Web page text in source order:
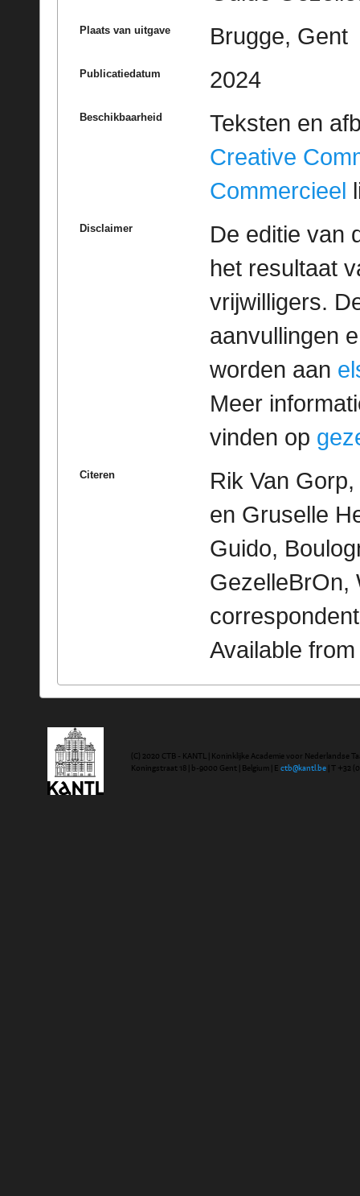
Plaats van uitgave Brugge, Gent
Publicatiedatum 2024
Beschikbaarheid
Teksten en
Creative
Commercieel
Disclaimer
De editie van
het resultaat
vrijwilligers.
aanvullingen
worden aan
Meer
vinden op
Citeren
Rik Van
en Gruselle
Guido,
GezelleBrOn,
Available
(C) 2020 CTB - KANTL | Koninklijke Academie voor Nederlandse
Koningstraat 18 | b-9000 Gent | Belgium | E ctb@kantl.be | T +32